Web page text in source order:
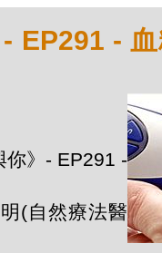
- EP291 -
你》- EP291 -
(自然療法醫